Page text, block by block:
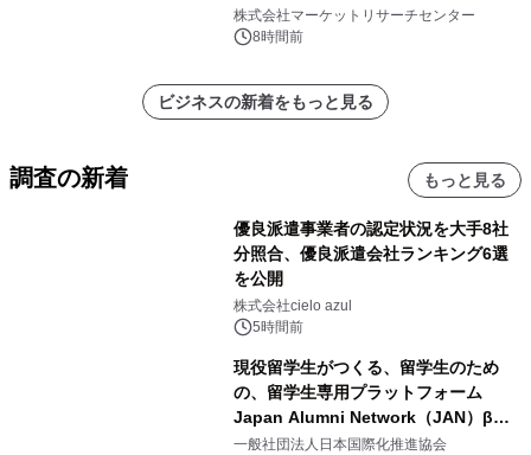
レポートを発表
株式会社マーケットリサーチセンター
8時間前
ビジネスの新着をもっと見る
調査の新着 もっと見る
優良派遣事業者の認定状況を大手8社
分照合、優良派遣会社ランキング6選
を公開
株式会社cielo azul
5時間前
現役留学生がつくる、留学生のため
の、留学生専用プラットフォーム
Japan Alumni Network（JAN）β版
をリリース
一般社団法人日本国際化推進協会